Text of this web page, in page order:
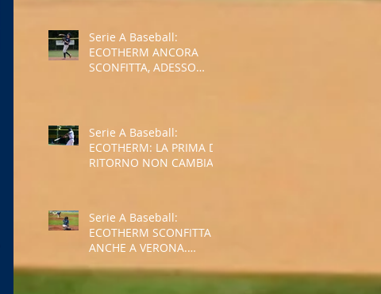
Serie A Baseball:
ECOTHERM ANCORA
SCONFITTA, ADESSO
Serie A Baseball:
ECOTHERM: LA PRIMA DI
RITORNO NON CAMBIA
Serie A Baseball:
ECOTHERM SCONFITTA
ANCHE A VERONA.
TERMINE